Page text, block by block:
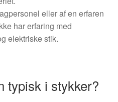
eller af en erfaren
har erfaring med
elektriske stik.
typisk i stykker?